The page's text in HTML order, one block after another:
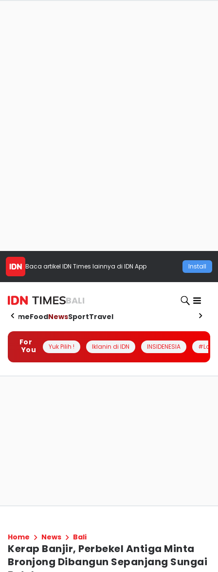
Baca artikel IDN Times lainnya di IDN App Install
BALI
HomeFoodNewsSportTravel
For
You
Yuk Pilih ! Iklanin di IDN INSIDENESIA
Home News Bali
Kerap Banjir, Perbekel Antiga Minta
Bronjong Dibangun Sepanjang Sungai